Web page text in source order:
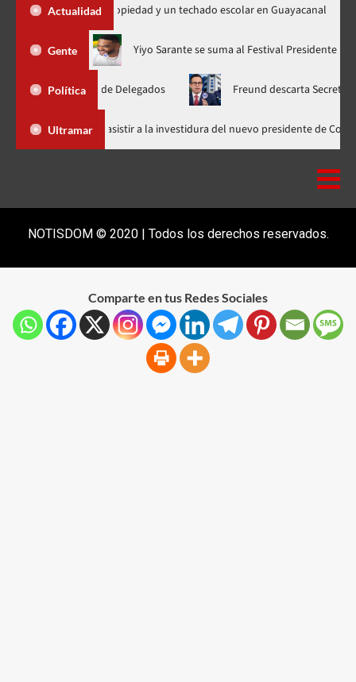
Actualidad
títulos de propiedad y un techado escolar en Guayacanal
Gente
ahora en nuevo horario Yiyo Sarante se suma al Festival
Política
de Delegados Freund descarta Secretaría de
Ultramar
Abinader llega a Cali para asistir a la investidura del nuevo
NOTISDOM © 2020 | Todos los derechos reservados.
Comparte en tus Redes Sociales